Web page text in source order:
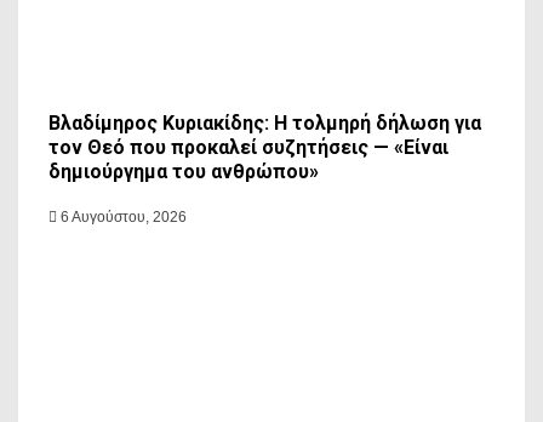
Βλαδίμηρος Κυριακίδης: Η τολμηρή δήλωση για
τον Θεό που προκαλεί συζητήσεις — «Είναι
δημιούργημα του ανθρώπου»
6 Αυγούστου, 2026